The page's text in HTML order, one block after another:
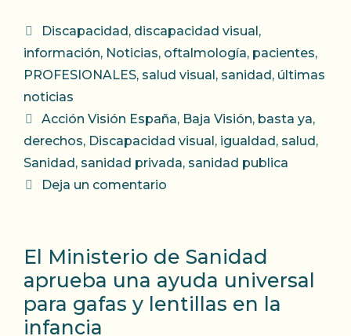
Categorías
Discapacidad , discapacidad visual ,
información, Noticias, oftalmología, pacientes,
PROFESIONALES, salud visual , sanidad , últimas
noticias
Etiquetas
Acción Visión España, Baja Visión, basta ya,
derechos, Discapacidad visual , igualdad , salud ,
Sanidad , sanidad privada, sanidad publica
Deja un comentario
El Ministerio de Sanidad
aprueba una ayuda universal
para gafas y lentillas en la
infancia